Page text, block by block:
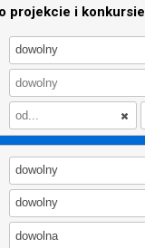
projekcie i konkursie
dowolny
dowolny
dowolny
dowolna